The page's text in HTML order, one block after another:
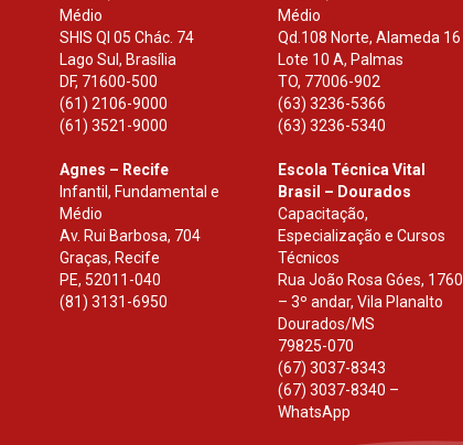
Médio
SHIS Ql 05 Chác. 74
Lago Sul, Brasília
DF, 71600-500
(61) 2106-9000
(61) 3521-9000
Médio
Qd.108 Norte, Alameda 16
Lote 10 A, Palmas
TO, 77006-902
(63) 3236-5366
(63) 3236-5340
Agnes – Recife
Infantil, Fundamental e
Médio
Av. Rui Barbosa, 704
Graças, Recife
PE, 52011-040
(81) 3131-6950
Escola Técnica Vital
Brasil – Dourados
Capacitação,
Especialização e Cursos
Técnicos
Rua João Rosa Góes, 1760
– 3º andar, Vila Planalto
Dourados/MS
79825-070
(67) 3037-8343
(67) 3037-8340 –
WhatsApp